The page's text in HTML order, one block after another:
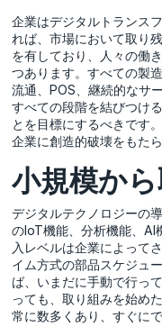
企業はデジタルトランス
れば、市場において取り
を有しており、人々の働
つあります。すべての製
流通、POS、継続的なサ
すべての段階を結びつけ
とを目標にするべきです
企業に創造的破壊をもたら
小規模か
デジタルテクノロジーの
のIoT機能、分析機能、AI
入レベルは企業によって
イム方式の部品スケジュ
ば、いまだに手動で行っ
っても、取り組みを始め
常に数多くあり、すぐに